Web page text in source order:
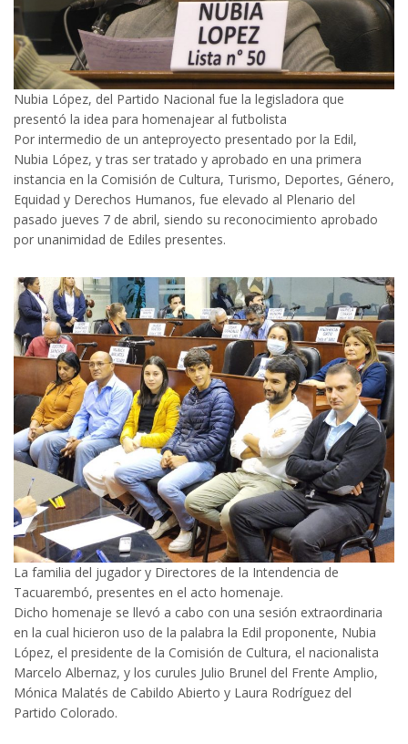
Nubia López, del Partido Nacional fue la legisladora que
presentó la idea para homenajear al futbolista
Por intermedio de un anteproyecto presentado por la Edil,
Nubia López, y tras ser tratado y aprobado en una primera
instancia en la Comisión de Cultura, Turismo, Deportes, Género,
Equidad y Derechos Humanos, fue elevado al Plenario del
pasado jueves 7 de abril, siendo su reconocimiento aprobado
por unanimidad de Ediles presentes.
La familia del jugador y Directores de la Intendencia de
Tacuarembó, presentes en el acto homenaje.
Dicho homenaje se llevó a cabo con una sesión extraordinaria
en la cual hicieron uso de la palabra la Edil proponente, Nubia
López, el presidente de la Comisión de Cultura, el nacionalista
Marcelo Albernaz, y los curules Julio Brunel del Frente Amplio,
Mónica Malatés de Cabildo Abierto y Laura Rodríguez del
Partido Colorado.